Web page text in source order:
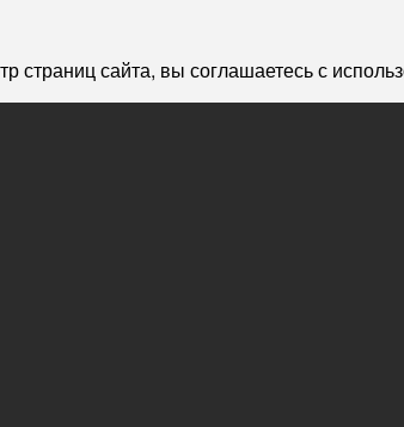
страниц сайта, вы соглашаетесь с